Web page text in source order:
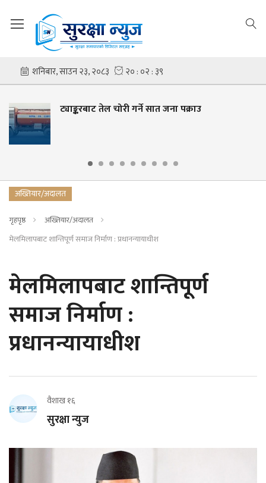
तेल चोरी गर्ने सात जना पक्राउ
अख्तियार/अदालत
गृहपृष्ठ
अख्तियार/अदालत
मेलमिलापबाट शान्तिपूर्ण समाज निर्माण : प्रधानन्यायाधीश
मेलमिलापबाट शान्तिपूर्ण
समाज निर्माण :
प्रधानन्यायाधीश
वैशाख १६
सुरक्षा न्युज